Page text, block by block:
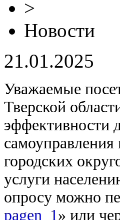
>
Новости
21.01.2025
Уважаемые
Тверской
эффективности
городских
услуги
опросу можно
pagen_1» или